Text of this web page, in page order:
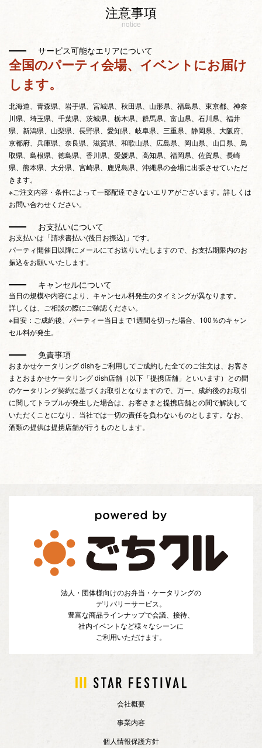
注意事項
notice
サービス可能なエリアについて
全国のパーティ会場、イベントにお届け
します。
北海道、青森県、岩手県、宮城県、秋田県、山形県、福島県、東京都、神奈
川県、埼玉県、千葉県、茨城県、栃木県、群馬県、富山県、石川県、福井
県、新潟県、山梨県、長野県、愛知県、岐阜県、三重県、静岡県、大阪府、
京都府、兵庫県、奈良県、滋賀県、和歌山県、広島県、岡山県、山口県、鳥
取県、島根県、徳島県、香川県、愛媛県、高知県、福岡県、佐賀県、長崎
県、熊本県、大分県、宮崎県、鹿児島県、沖縄県の会場に出張させていただ
きます。
※ご注文内容・条件によって一部配達できないエリアがございます。詳しくは
お問い合わせください。
お支払いについて
お支払いは「請求書払い(後日お振込)」です。
パーティ開催日以降にメールにてお送りいたしますので、お支払期限内のお
振込をお願いいたします。
キャンセルについて
当日の規模や内容により、キャンセル料発生のタイミングが異なります。
詳しくは、ご相談の際にご確認ください。
※目安：ご成約後、パーティー当日まで1週間を切った場合、100％のキャン
セル料が発生。
免責事項
おまかせケータリング dishをご利用してご成約した全てのご注文は、お客さ
まとおまかせケータリング dish店舗（以下「提携店舗」といいます）との間
のケータリング契約に基づくお取引となりますので、万一、成約後のお取引
に関してトラブルが発生した場合は、お客さまと提携店舗との間で解決して
いただくことになり、当社では一切の責任を負わないものとします。なお、
酒類の提供は提携店舗が行うものとします。
法人・団体様向けのお弁当・ケータリングの
デリバリーサービス。
豊富な商品ラインナップで会議、接待、
社内イベントなど様々なシーンに
ご利用いただけます。
会社概要
事業内容
個人情報保護方針